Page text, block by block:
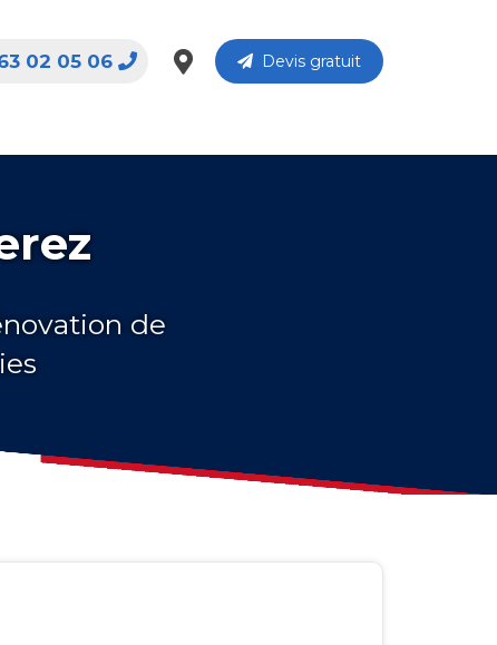
Devis gratuit
02 05 06
de